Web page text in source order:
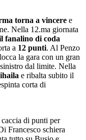
torna a vincere e
Nella 12.ma giornata
fanalino di coda
a 12 punti. Al Penzo
la gara con un gran
dal limite. Nella
e ribalta subito il
corta di
di punti per
Francesco schiera